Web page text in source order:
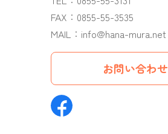
FAX：0855-55-3535
MAIL： info@hana-mura.net
お問い合わせ